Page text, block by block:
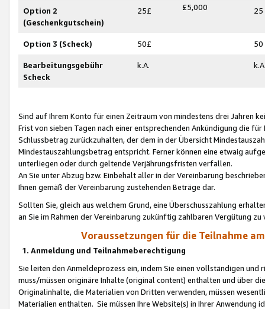
Option 2
(Geschenkgutschein)
25£ £5,000 25
Option 3 (Scheck) 50£ 50
Bearbeitungsgebühr
Scheck
k.A.
Sind auf Ihrem Konto für einen Zeitraum von mindestens drei Jahren
Frist von sieben Tagen nach einer entsprechenden Ankündigung die
Schlussbetrag zurückzuhalten, der dem in der Übersicht
Mindestauszahlungsbetrag entspricht. Ferner können eine etwaig
unterliegen oder durch geltende Verjährungsfristen verfallen.
An Sie unter Abzug bzw. Einbehalt aller in der Vereinbarung
Ihnen gemäß der Vereinbarung zustehenden Beträge dar.
Sollten Sie, gleich aus welchem Grund, eine Überschusszahlung
an Sie im Rahmen der Vereinbarung zukünftig zahlbaren Vergütung zu
Voraussetzungen für die Teilnahme
1. Anmeldung und Teilnahmeberechtigung
Sie leiten den Anmeldeprozess ein, indem Sie einen vollständigen
muss/müssen originäre Inhalte (original content) enthalten und über
Originalinhalte, die Materialien von Dritten verwenden, müssen
Materialien enthalten. Sie müssen Ihre Website(s) in Ihrer Anwendung